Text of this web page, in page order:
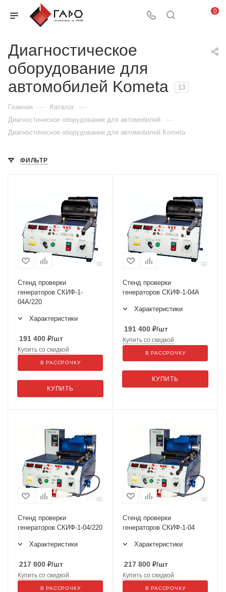
0
Диагностическое
оборудование для
автомобилей Kometa
13
Главная — Каталог —
Диагностическое оборудование для автомобилей —
Диагностическое оборудование для автомобилей Kometa
ФИЛЬТР
Стенд проверки
генераторов СКИФ-1-
04А/220
Характеристики
191 400 ₽/шт
КУПИТЬ
Купить со скидкой
В РАССРОЧКУ
Стенд проверки
генераторов СКИФ-1-04А
Характеристики
191 400 ₽/шт
КУПИТЬ
Купить со скидкой
В РАССРОЧКУ
Стенд проверки
генераторов СКИФ-1-04/220
Характеристики
217 800 ₽/шт
Купить со скидкой
В РАССРОЧКУ
Стенд проверки
генераторов СКИФ-1-04
Характеристики
217 800 ₽/шт
Купить со скидкой
В РАССРОЧКУ